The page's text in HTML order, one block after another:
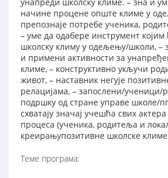
начине процене опште климе у
препознаје потребе ученика,
– уме да одабере инструмент којим
школску климу у одељењу/школи, –
и примени активности за
климе, – конструктивно укључи
живот, – наставник негује
релацијама, – запослени/ученици/
подршку од стране управе школе/
схватају значај учешћа свих
процеса (ученика, родитеља и
креирањупозитивне школске
Теме програма: